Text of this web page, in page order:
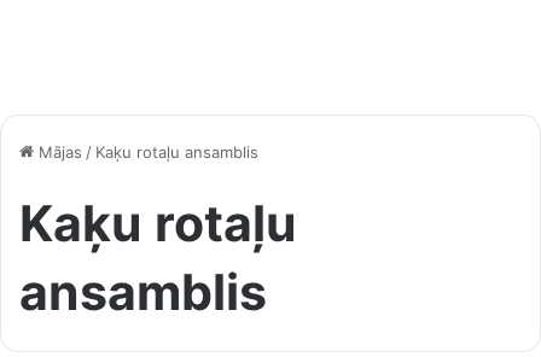
Mājas / Kaķu rotaļu ansamblis
Kaķu rotaļu
ansamblis